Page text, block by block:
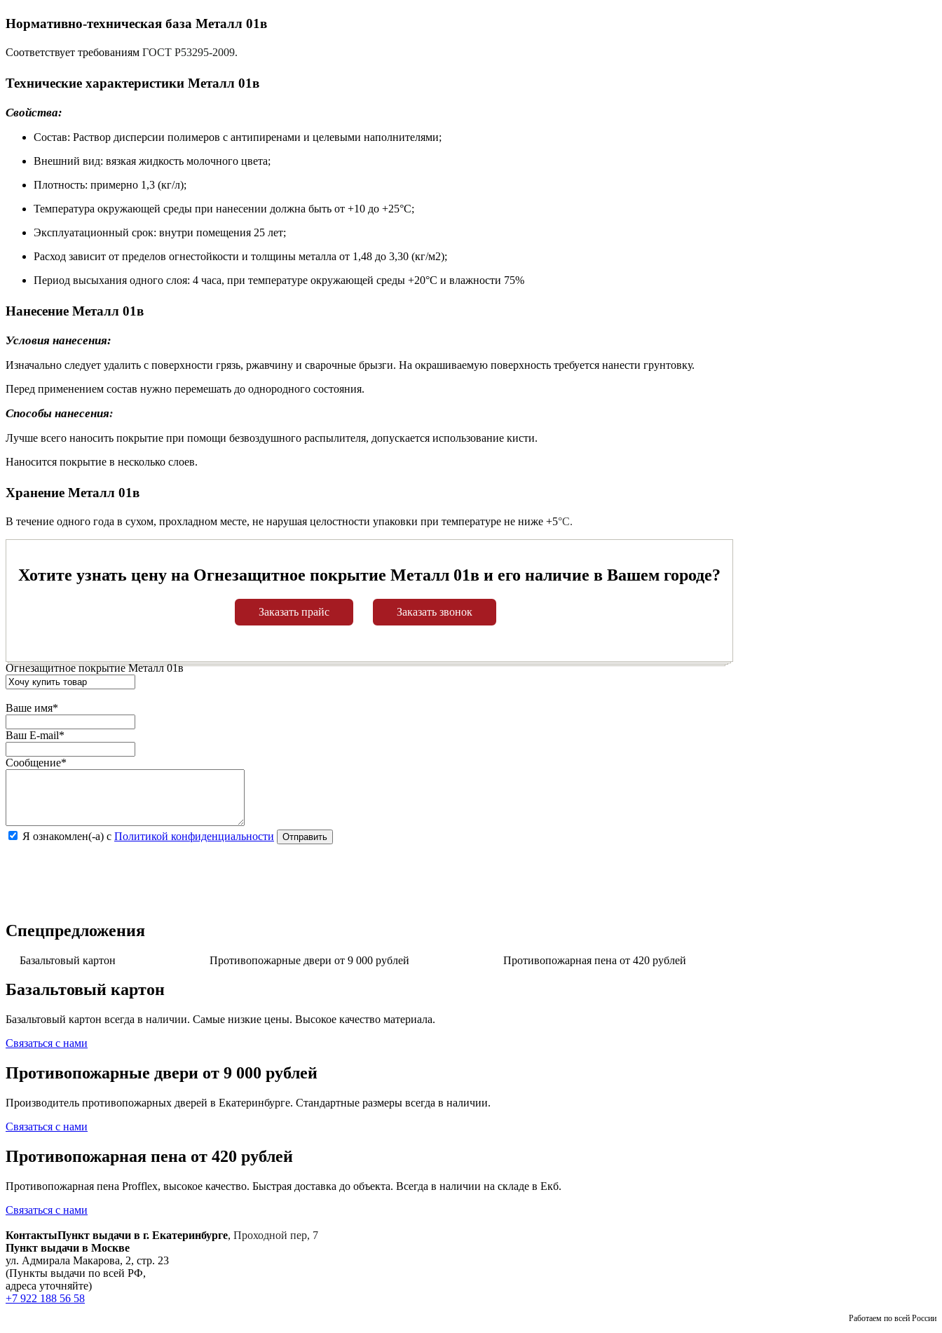
Нормативно-техническая база Металл 01в
Соответствует требованиям ГОСТ Р53295-2009.
Технические характеристики Металл 01в
Свойства:
Состав: Раствор дисперсии полимеров с антипиренами и целевыми наполнителями;
Внешний вид: вязкая жидкость молочного цвета;
Плотность: примерно 1,3 (кг/л);
Температура окружающей среды при нанесении должна быть от +10 до +25°С;
Эксплуатационный срок: внутри помещения 25 лет;
Расход зависит от пределов огнестойкости и толщины металла от 1,48 до 3,30 (кг/м2);
Период высыхания одного слоя: 4 часа, при температуре окружающей среды +20°С и влажности 75%
Нанесение Металл 01в
Условия нанесения:
Изначально следует удалить с поверхности грязь, ржавчину и сварочные брызги. На окрашиваемую поверхность требуется нанести грунтовку.
Перед применением состав нужно перемешать до однородного состояния.
Способы нанесения:
Лучше всего наносить покрытие при помощи безвоздушного распылителя, допускается использование кисти.
Наносится покрытие в несколько слоев.
Хранение Металл 01в
В течение одного года в сухом, прохладном месте, не нарушая целостности упаковки при температуре не ниже +5°С.
Хотите узнать цену на Огнезащитное покрытие Металл 01в и его наличие в Вашем городе?
Заказать прайс Заказать звонок
Огнезащитное покрытие Металл 01в
Ваше имя*
Ваш E-mail*
Сообщение*
Я ознакомлен(-а) с Политикой конфиденциальности
Спецпредложения
Базальтовый картон Противопожарные двери от 9 000 рублей Противопожарная пена от 420 рублей
Базальтовый картон
Базальтовый картон всегда в наличии. Самые низкие цены. Высокое качество материала.
Связаться с нами
Противопожарные двери от 9 000 рублей
Производитель противопожарных дверей в Екатеринбурге. Стандартные размеры всегда в наличии.
Связаться с нами
Противопожарная пена от 420 рублей
Противопожарная пена Profflex, высокое качество. Быстрая доставка до объекта. Всегда в наличии на складе в Екб.
Связаться с нами
КонтактыПункт выдачи в г. Екатеринбурге, Проходной пер, 7
Пункт выдачи в Москве
ул. Адмирала Макарова, 2, стр. 23
(Пункты выдачи по всей РФ,
адреса уточняйте)
+7 922 188 56 58
Работаем по всей России